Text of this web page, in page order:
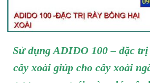
Sử dụng ADIDO 100 – đặc
cây xoài giúp cho cây xoài